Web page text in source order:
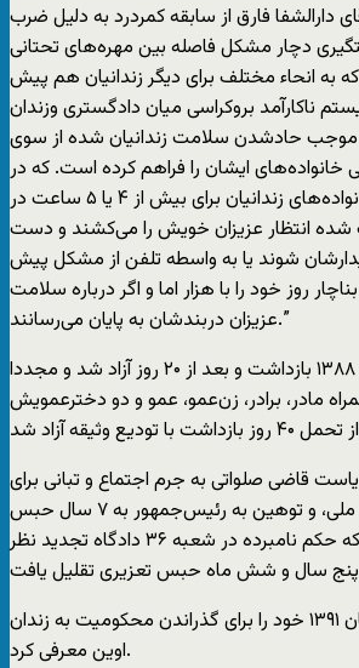
دارالشفا فارق از سابقه کمردرد به دلیل ضرب
دچار مشکل فاصله بین مهره‌های تحتانی
انحاء مختلف برای دیگر زندانیان هم پیش
ناکارآمد بروکراسی میان دادگستری وزندان
حادشدن سلامت زندانیان شده از سوی
خانواده‌های ایشان را فراهم کرده است. که در
مواردی از این دست خانواده‌های زندانیان برای بیش از ۴ یا ۵ ساعت در
انتظار عزیزان خویش را می‌کشند و دست
شوند یا به واسطه تلفن از مشکل پیش
روز خود را با هزار اما و اگر درباره سلامت
عزیزان دربندشان به پایان می‌رسانند.”
نامبرده ابتدا در ۱۳ آبان ۱۳۸۸ بازداشت و بعد از ۲۰ روز آزاد شد و مجددا
بهمن ۸۸ به همراه مادر، برادر، زن‌عمو، عمو و دو دخترعمویش
قاضی صلواتی به جرم اجتماع و تبانی برای
اقدام علیه امنیت ملی، و توهین به رئیس‌جمهور به ۷ سال حبس
تعزیری محکوم شد که حکم نامبرده در شعبه ۳۶ دادگاه تجدید نظر
وی روز دوشنبه ۱۵ آبان ۱۳۹۱ خود را برای گذراندن محکومیت به زندان
اوین معرفی کرد.